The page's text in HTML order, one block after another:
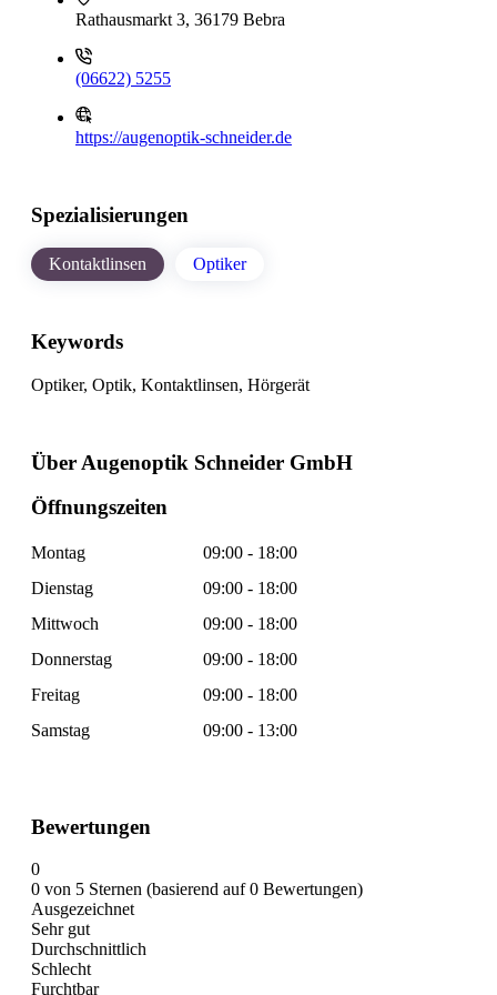
Rathausmarkt 3, 36179 Bebra
(06622) 5255
https://augenoptik-schneider.de
Spezialisierungen
Kontaktlinsen Optiker
Keywords
Optiker, Optik, Kontaktlinsen, Hörgerät
Über Augenoptik Schneider GmbH
Öffnungszeiten
Montag
09:00 - 18:00
Dienstag
09:00 - 18:00
Mittwoch
09:00 - 18:00
Donnerstag
09:00 - 18:00
Freitag
09:00 - 18:00
Samstag
09:00 - 13:00
Bewertungen
0
0 von 5 Sternen (basierend auf 0 Bewertungen)
Ausgezeichnet
Sehr gut
Durchschnittlich
Schlecht
Furchtbar